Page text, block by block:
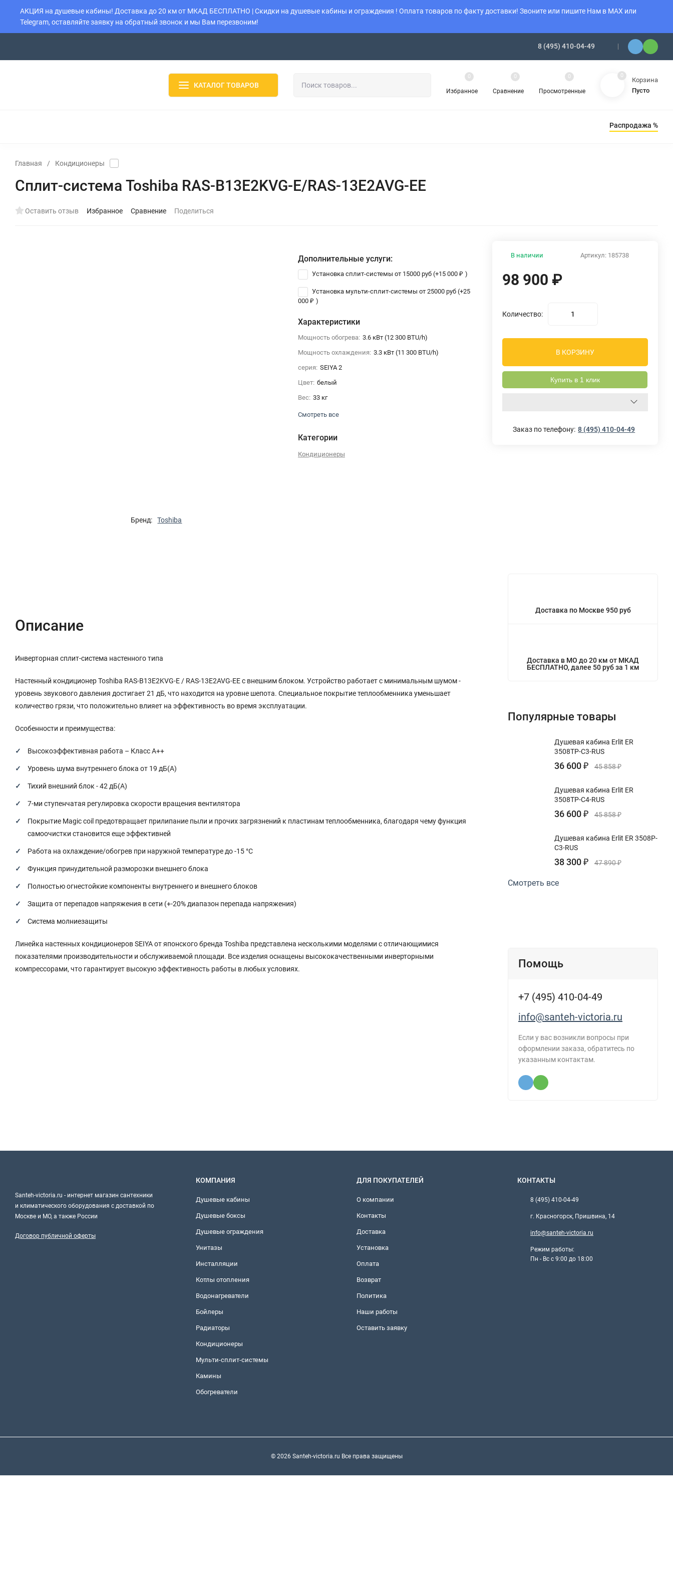
АКЦИЯ на душевые кабины! Доставка до 20 км от МКАД БЕСПЛАТНО | Скидки на душевые кабины и ограждения ! Оплата товаров по факту доставки! Звоните или пишите Нам в MAX или
Telegram, оставляйте заявку на обратный звонок и мы Вам перезвоним!
8 (495) 410-04-49
КАТАЛОГ ТОВАРОВ
Избранное
0
Сравнение
0
Просмотренные
0 0
Корзина
Пусто
Распродажа %
Главная / Кондиционеры
Сплит-система Toshiba RAS-B13E2KVG-E/RAS-13E2AVG-EE
Оставить отзыв Избранное Сравнение Поделиться
Бренд: Toshiba
Дополнительные услуги:
Установка сплит-системы от 15000 руб (+15 000 ₽ )
Установка мульти-сплит-системы от 25000 руб (+25
000 ₽ )
Характеристики
Мощность обогрева: 3.6 кВт (12 300 BTU/h)
Мощность охлаждения: 3.3 кВт (11 300 BTU/h)
серия: SEIYA 2
Цвет: белый
Вес: 33 кг
Смотреть все
Категории
Кондиционеры
Артикул: 185738
В наличии
98 900 ₽
Количество:
В КОРЗИНУ
Купить в 1 клик
Заказ по телефону: 8 (495) 410-04-49
Описание
Инверторная сплит-система настенного типа
Настенный кондиционер Toshiba RAS-B13E2KVG-E / RAS-13E2AVG-EE с внешним блоком. Устройство работает с минимальным шумом -
уровень звукового давления достигает 21 дБ, что находится на уровне шепота. Специальное покрытие теплообменника уменьшает
количество грязи, что положительно влияет на эффективность во время эксплуатации.
Особенности и преимущества:
Высокоэффективная работа – Класс А++
Уровень шума внутреннего блока от 19 дБ(А)
Тихий внешний блок - 42 дБ(А)
7-ми ступенчатая регулировка скорости вращения вентилятора
Покрытие Magic coil предотвращает прилипание пыли и прочих загрязнений к пластинам теплообменника, благодаря чему функция
самоочистки становится еще эффективней
Работа на охлаждение/обогрев при наружной температуре до -15 °С
Функция принудительной разморозки внешнего блока
Полностью огнестойкие компоненты внутреннего и внешнего блоков
Защита от перепадов напряжения в сети (+-20% диапазон перепада напряжения)
Система молниезащиты
Линейка настенных кондиционеров SEIYA от японского бренда Toshiba представлена несколькими моделями с отличающимися
показателями производительности и обслуживаемой площади. Все изделия оснащены высококачественными инверторными
компрессорами, что гарантирует высокую эффективность работы в любых условиях.
Доставка по Москве 950 руб
Доставка в МО до 20 км от МКАД
БЕСПЛАТНО, далее 50 руб за 1 км
Популярные товары
Душевая кабина Erlit ER
3508TP-C3-RUS
36 600₽ 45 858₽
Душевая кабина Erlit ER
3508TP-C4-RUS
36 600₽ 45 858₽
Душевая кабина Erlit ER 3508P-
C3-RUS
38 300₽ 47 890₽
Смотреть все
Помощь
+7 (495) 410-04-49
info@santeh-victoria.ru
Если у вас возникли вопросы при
оформлении заказа, обратитесь по
указанным контактам.
Santeh-victoria.ru - интернет магазин сантехники
и климатического оборудования с доставкой по
Москве и МО, а также России
Договор публичной оферты
КОМПАНИЯ
Душевые кабины
Душевые боксы
Душевые ограждения
Унитазы
Инсталляции
Котлы отопления
Водонагреватели
Бойлеры
Радиаторы
Кондиционеры
Мульти-сплит-системы
Камины
Обогреватели
ДЛЯ ПОКУПАТЕЛЕЙ
О компании
Контакты
Доставка
Установка
Оплата
Возврат
Политика
Наши работы
Оставить заявку
КОНТАКТЫ
8 (495) 410-04-49
г. Красногорск, Пришвина, 14
info@santeh-victoria.ru
Режим работы:
Пн - Вс с 9:00 до 18:00
© 2026 Santeh-victoria.ru Все права защищены